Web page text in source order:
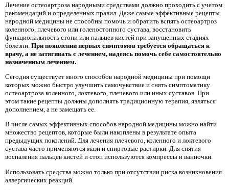
Лечение остеоартроза народными средствами должно проходить с учетом
рекомендаций и определенных правил. Даже самые эффективные рецепты
народной медицины не способны помочь и обратить вспять остеоартроз
коленного, плечевого или голеностопного сустава, восстановить
функциональность стопи или пальцев кистей при запущенных стадиях
болезни. При появлении первых симптомов требуется обращаться к
врачу, а не затягивать с лечением, надеясь помочь себе самостоятельно
назначенным лечением.
Сегодня существует много способов народной медицины при помощи
которых можно быстро улучшить самочувствие и снять симптоматику
остеоартроза коленного, локтевого, плечевого или иных суставов. При
этом такие рецепты должны дополнять традиционную терапия, являться
дополнением, а не замещать ее.
В числе самых эффективных способов народной медицины можно найти
множество рецептов, которые были накоплены в результате опыта
предыдущих поколений. Для лечения плечевого, коленного и локтевого
сустава часто применяются мази и спиртовые растирки. Для снятия
воспаления пальцев кистей и стоп используются компрессы и ванночки.
Использовать средства можно только при отсутствии риска возникновения
аллергических реакций.